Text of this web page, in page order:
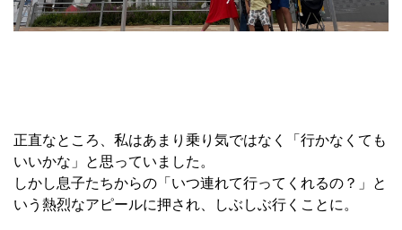
正直なところ、私はあまり乗り気ではなく「行かなくても
いいかな」と思っていました。
しかし息子たちからの「いつ連れて行ってくれるの？」と
いう熱烈なアピールに押され、しぶしぶ行くことに。